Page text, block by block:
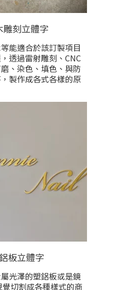
雕刻立體字
能適合於該訂製項目
透過雷射雕刻、CNC
、染色、填色、與防
製作成各式各樣的原
、門牌、等各式製品
板立體字
光澤的塑鋁板或是鏡
覺切割成各種樣式的商